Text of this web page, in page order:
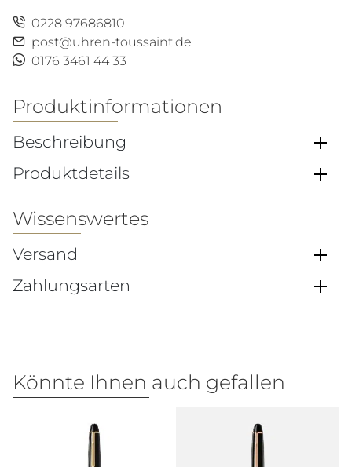
0228 97686810
post@uhren-toussaint.de
0176 3461 44 33
Produktinformationen
Beschreibung
Produktdetails
Wissenswertes
Versand
Zahlungsarten
Könnte Ihnen auch gefallen